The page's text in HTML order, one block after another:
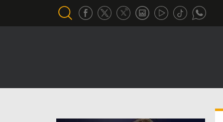
تحقيق في الجول